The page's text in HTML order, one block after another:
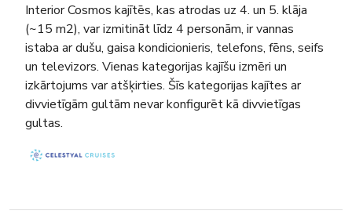
Interior Cosmos kajītēs, kas atrodas uz 4. un 5. klāja
(~15 m2), var izmitināt līdz 4 personām, ir vannas
istaba ar dušu, gaisa kondicionieris, telefons, fēns, seifs
un televizors. Vienas kategorijas kajīšu izmēri un
izkārtojums var atšķirties. Šīs kategorijas kajītes ar
divvietīgām gultām nevar konfigurēt kā divvietīgas
gultas.